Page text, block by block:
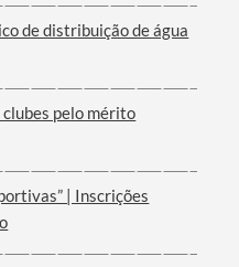
de distribuição de água
pelo mérito
| Inscrições